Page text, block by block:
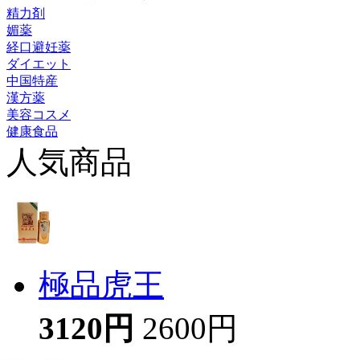
精力剤
媚薬
経口避妊薬
ダイエット
中国特産
漢方薬
美容コスメ
健康食品
人気商品
極品虎王
3120円 2600円